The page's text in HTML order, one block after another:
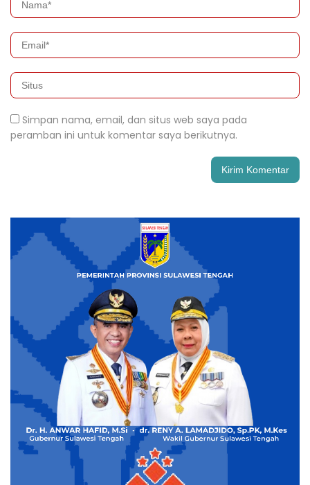
Simpan nama, email, dan situs web saya pada
peramban ini untuk komentar saya berikutnya.